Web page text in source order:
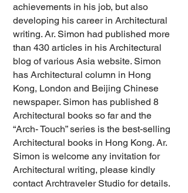
achievements in his job, but also
developing his career in Architectural
writing. Ar. Simon had published more
than 430 articles in his Architectural
blog of various Asia website. Simon
has Architectural column in Hong
Kong, London and Beijing Chinese
newspaper. Simon has published 8
Architectural books so far and the
“Arch- Touch” series is the best-selling
Architectural books in Hong Kong. Ar.
Simon is welcome any invitation for
Architectural writing, please kindly
contact Archtraveler Studio for details.